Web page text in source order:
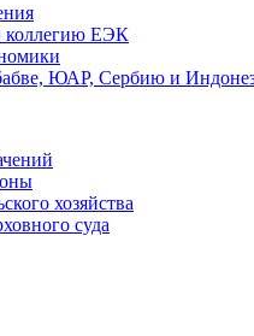
коллегию ЕЭК
ЮАР, Сербию и
хозяйства
суда